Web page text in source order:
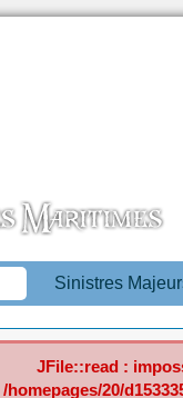
Sinistres
JFile::read :
/homepages/20/